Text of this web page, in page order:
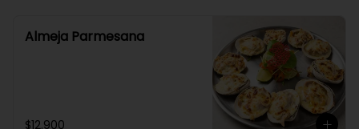
Almeja Parmesana
$12.900